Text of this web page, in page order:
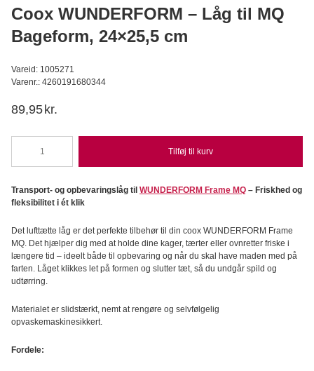
Coox WUNDERFORM – Låg til MQ
Bageform, 24×25,5 cm
Vareid: 1005271
Varenr.: 4260191680344
89,95 kr.
WUNDERFORM
Låg
til
Bageform,
24x25,5
cm
antal
Tilføj til kurv
Transport- og opbevaringslåg til WUNDERFORM Frame MQ – Friskhed og
fleksibilitet i ét klik
Det lufttætte låg er det perfekte tilbehør til din coox WUNDERFORM Frame
MQ. Det hjælper dig med at holde dine kager, tærter eller ovnretter friske i
længere tid – ideelt både til opbevaring og når du skal have maden med på
farten. Låget klikkes let på formen og slutter tæt, så du undgår spild og
udtørring.
Materialet er slidstærkt, nemt at rengøre og selvfølgelig
opvaskemaskinesikkert.
Fordele: